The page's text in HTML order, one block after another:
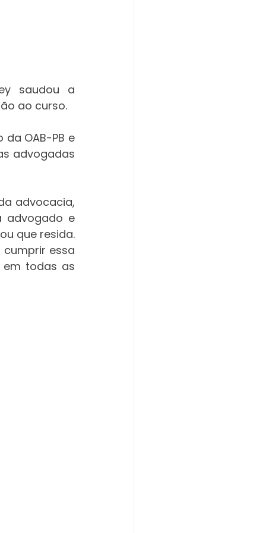
saudou a
ao curso.
OAB-PB e
advogadas
advocacia,
advogado e
que resida.
essa
todas as